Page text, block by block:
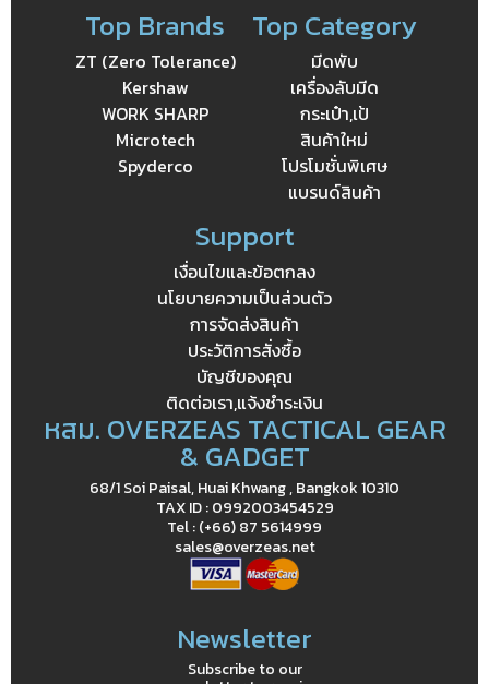
Top Brands
ZT (Zero Tolerance)
Kershaw
WORK SHARP
Microtech
Spyderco
Top Category
มีดพับ
เครื่องลับมีด
กระเป๋า,เป้
สินค้าใหม่
โปรโมชั่นพิเศษ
แบรนด์สินค้า
Support
เงื่อนไขและข้อตกลง
นโยบายความเป็นส่วนตัว
การจัดส่งสินค้า
ประวัติการสั่งซื้อ
บัญชีของคุณ
ติดต่อเรา,แจ้งชำระเงิน
หสม. OVERZEAS TACTICAL GEAR
& GADGET
68/1 Soi Paisal, Huai Khwang , Bangkok 10310
TAX ID : 0992003454529
Tel : (+66) 87 5614999
sales@overzeas.net
Newsletter
Subscribe to our